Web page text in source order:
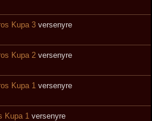
Kupa 3 versenyre
Kupa 2 versenyre
Kupa 1 versenyre
Kupa 1 versenyre